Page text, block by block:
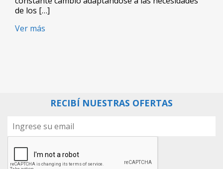
de los […]
Ver más
RECIBÍ NUESTRAS OFERTAS